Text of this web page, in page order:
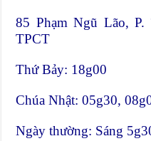
85 Phạm Ngũ Lão,
TPCT
Thứ Bảy: 18g00
Chúa Nhật:
Ngày thường: Sáng